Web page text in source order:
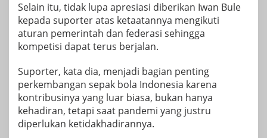
Selain itu, tidak lupa apresiasi diberikan Iwan Bule
kepada suporter atas ketaatannya mengikuti
aturan pemerintah dan federasi sehingga
kompetisi dapat terus berjalan.
Suporter, kata dia, menjadi bagian penting
perkembangan sepak bola Indonesia karena
kontribusinya yang luar biasa, bukan hanya
kehadiran, tetapi saat pandemi yang justru
diperlukan ketidakhadirannya.